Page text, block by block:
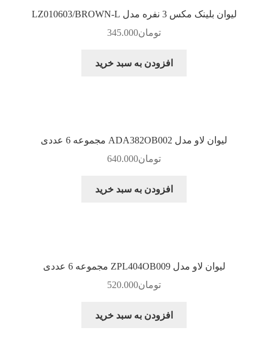
لیوان بلینک مکس 3 نفره مدل LZ010603/BROWN-L
تومان345.000
افزودن به سبد خرید
لیوان لاو مدل ADA382OB002 مجموعه 6 عددی
تومان640.000
افزودن به سبد خرید
لیوان لاو مدل ZPL404OB009 مجموعه 6 عددی
تومان520.000
افزودن به سبد خرید